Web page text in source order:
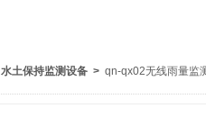
水土保持监测设备 > qn-qx02无线雨量监